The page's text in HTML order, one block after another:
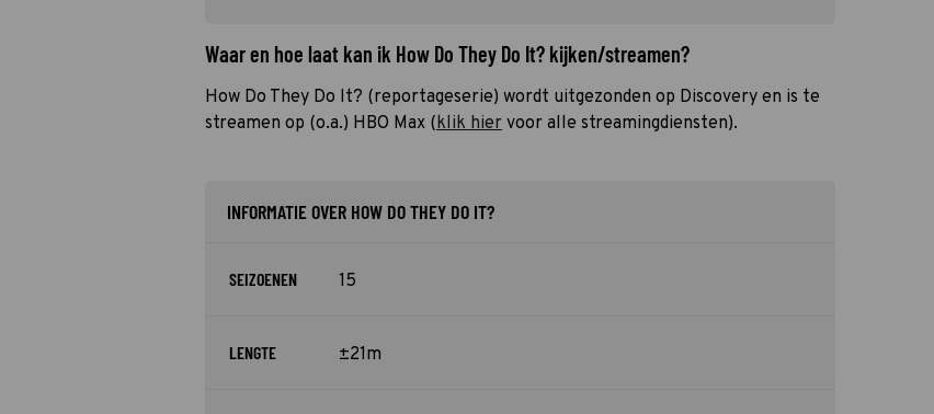
Waar en hoe laat kan ik How Do They Do It? kijken/streamen?
How Do They Do It? (reportageserie) wordt uitgezonden op Discovery en is te
streamen op (o.a.) HBO Max (klik hier voor alle streamingdiensten).
INFORMATIE OVER HOW DO THEY DO IT?
SEIZOENEN 15
LENGTE ±21m